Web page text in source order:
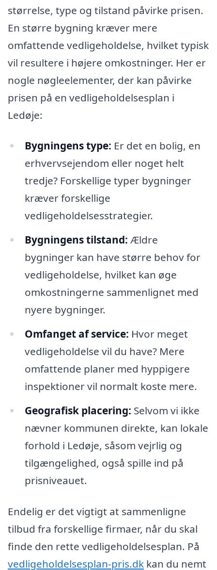
størrelse, type og tilstand påvirke prisen.
En større bygning kræver mere
omfattende vedligeholdelse, hvilket typisk
vil resultere i højere omkostninger. Her er
nogle nøgleelementer, der kan påvirke
prisen på en vedligeholdelsesplan i
Ledøje:
Bygningens type: Er det en bolig, en
erhvervsejendom eller noget helt
tredje? Forskellige typer bygninger
kræver forskellige
vedligeholdelsesstrategier.
Bygningens tilstand: Ældre
bygninger kan have større behov for
vedligeholdelse, hvilket kan øge
omkostningerne sammenlignet med
nyere bygninger.
Omfanget af service: Hvor meget
vedligeholdelse vil du have? Mere
omfattende planer med hyppigere
inspektioner vil normalt koste mere.
Geografisk placering: Selvom vi ikke
nævner kommunen direkte, kan lokale
forhold i Ledøje, såsom vejrlig og
tilgængelighed, også spille ind på
prisniveauet.
Endelig er det vigtigt at sammenligne
tilbud fra forskellige firmaer, når du skal
finde den rette vedligeholdelsesplan. På
vedligeholdelsesplan-pris.dk kan du nemt